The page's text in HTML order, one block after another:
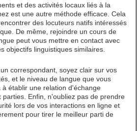
et des activités locaux liés à la
est une autre méthode efficace. Cela
des locuteurs natifs intéressés
De même, rejoindre un cours de
peut vous mettre en contact avec
objectifs linguistiques similaires.
correspondant, soyez clair sur vos
et le niveau de langue que vous
établir une relation d'échange
parties. Enfin, n'oubliez pas de prendre
lors de vos interactions en ligne et
pour tirer le meilleur parti de